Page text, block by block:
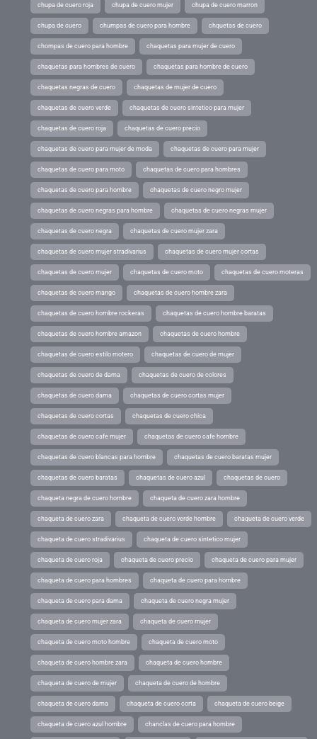
chupa de cuero roja chupa de cuero mujer chupa de cuero marron
chupa de cuero chumpas de cuero para hombre chquetas de cuero
chompas de cuero para hombre chaquetas para mujer de cuero
chaquetas para hombres de cuero chaquetas para hombre de cuero
chaquetas negras de cuero chaquetas de mujer de cuero
chaquetas de cuero verde chaquetas de cuero sintetico para mujer
chaquetas de cuero roja chaquetas de cuero precio
chaquetas de cuero para mujer de moda chaquetas de cuero para mujer
chaquetas de cuero para moto chaquetas de cuero para hombres
chaquetas de cuero para hombre chaquetas de cuero negro mujer
chaquetas de cuero negras para hombre chaquetas de cuero negras mujer
chaquetas de cuero negra chaquetas de cuero mujer zara
chaquetas de cuero mujer stradivarius chaquetas de cuero mujer cortas
chaquetas de cuero mujer chaquetas de cuero moto chaquetas de cuero moteras
chaquetas de cuero mango chaquetas de cuero hombre zara
chaquetas de cuero hombre rockeras chaquetas de cuero hombre baratas
chaquetas de cuero hombre amazon chaquetas de cuero hombre
chaquetas de cuero estilo motero chaquetas de cuero de mujer
chaquetas de cuero de dama chaquetas de cuero de colores
chaquetas de cuero dama chaquetas de cuero cortas mujer
chaquetas de cuero cortas chaquetas de cuero chica
chaquetas de cuero cafe mujer chaquetas de cuero cafe hombre
chaquetas de cuero blancas para hombre chaquetas de cuero baratas mujer
chaquetas de cuero baratas chaquetas de cuero azul chaquetas de cuero
chaqueta negra de cuero hombre chaqueta de cuero zara hombre
chaqueta de cuero zara chaqueta de cuero verde hombre chaqueta de cuero verde
chaqueta de cuero stradivarius chaqueta de cuero sintetico mujer
chaqueta de cuero roja chaqueta de cuero precio chaqueta de cuero para mujer
chaqueta de cuero para hombres chaqueta de cuero para hombre
chaqueta de cuero para dama chaqueta de cuero negra mujer
chaqueta de cuero mujer zara chaqueta de cuero mujer
chaqueta de cuero moto hombre chaqueta de cuero moto
chaqueta de cuero hombre zara chaqueta de cuero hombre
chaqueta de cuero de mujer chaqueta de cuero de hombre
chaqueta de cuero dama chaqueta de cuero corta chaqueta de cuero beige
chaqueta de cuero azul hombre chanclas de cuero para hombre